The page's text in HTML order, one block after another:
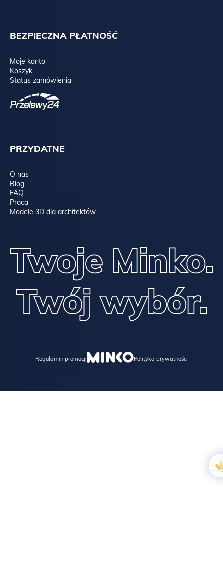
BEZPIECZNA PŁATNOŚĆ
Moje konto
Koszyk
Status zamówienia
PRZYDATNE
O nas
Blog
FAQ
Praca
Modele 3D dla architektów
Regulamin promocji Polityka prywatności